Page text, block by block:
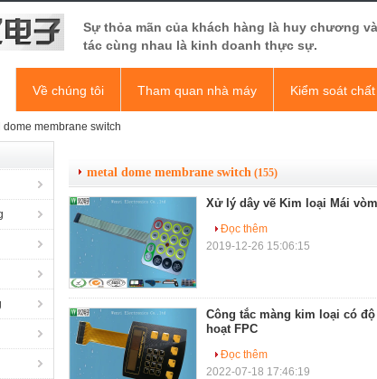
Sự thỏa mãn của khách hàng là huy chương
tác cùng nhau là kinh doanh thực sự.
Về chúng tôi Tham quan nhà máy Kiểm soát
dome membrane switch
metal dome membrane switch (155)
Xử lý dây vẽ Kim loại Mái
Đọc thêm
2019-12-26 15:06:15
Công tắc màng kim loại có
hoạt FPC
Đọc thêm
2022-07-18 17:46:19